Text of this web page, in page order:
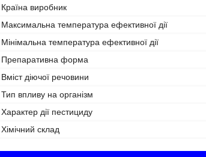
Країна виробник
Максимальна температура ефективної дії
Мінімальна температура ефективної дії
Препаративна форма
Вміст діючої речовини
Тип впливу на організм
Характер дії пестициду
Хімічний склад